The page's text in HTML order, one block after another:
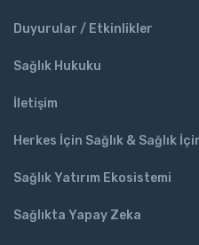
Duyurular / Etkinlikler
Sağlık Hukuku
İletişim
Herkes İçin Sağlık & Sağlık
Sağlık Yatırım Ekosistemi
Sağlıkta Yapay Zeka